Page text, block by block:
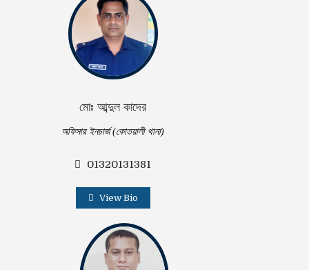
মোঃ আব্দুল কাদের
অফিসার ইনচার্জ (কোতয়ালী থানা)
01320131381
View Bio